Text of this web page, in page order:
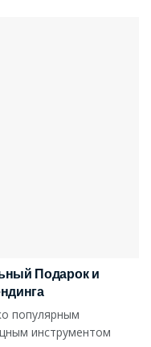
Подарок и
популярным
инструментом